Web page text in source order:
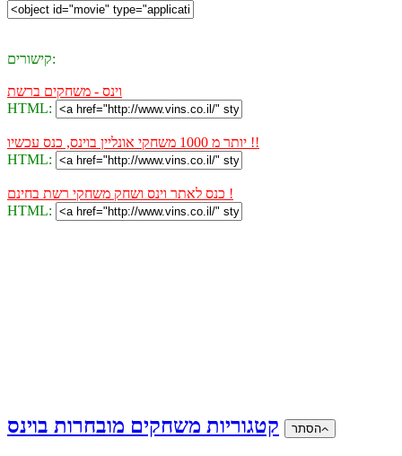
קישורים:
וינס - משחקים ברשת
HTML:
יותר מ 1000 משחקי אונליין בוינס, כנס עכשיו !!
HTML:
כנס לאתר וינס ושחק משחקי רשת בחינם !
HTML:
קטגוריות משחקים מובחרות בוינס הסתר